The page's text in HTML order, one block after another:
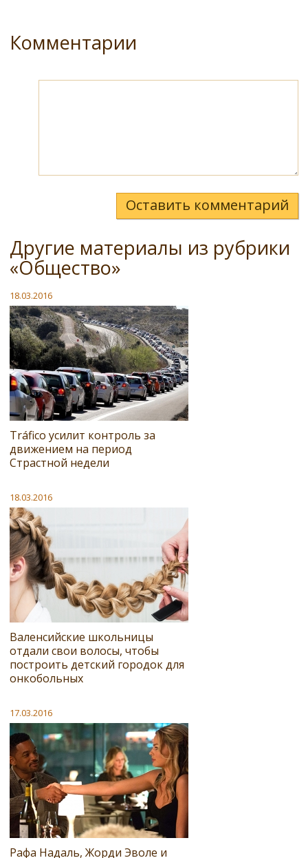
Комментарии
Оставить комментарий
Другие материалы из рубрики
«Общество»
18.03.2016
Tráfico усилит контроль за
движением на период
Страстной недели
18.03.2016
Валенсийские школьницы
отдали свои волосы, чтобы
построить детский городок для
онкобольных
17.03.2016
Рафа Надаль, Жорди Эволе и